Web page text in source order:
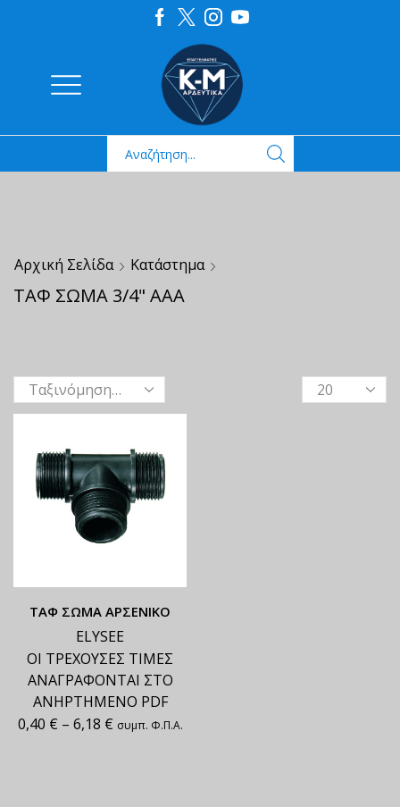
Αρχική Σελίδα Κατάστημα
ΤΑΦ ΣΩΜΑ 3/4" ΑΑΑ
ΤΑΦ ΣΩΜΑ ΑΡΣΕΝΙΚΟ
ELYSEE
ΟΙ ΤΡΕΧΟΥΣΕΣ ΤΙΜΕΣ
ΑΝΑΓΡΑΦΟΝΤΑΙ ΣΤΟ
ΑΝΗΡΤΗΜΕΝΟ PDF
0,40 € – 6,18 € συμπ. Φ.Π.Α.